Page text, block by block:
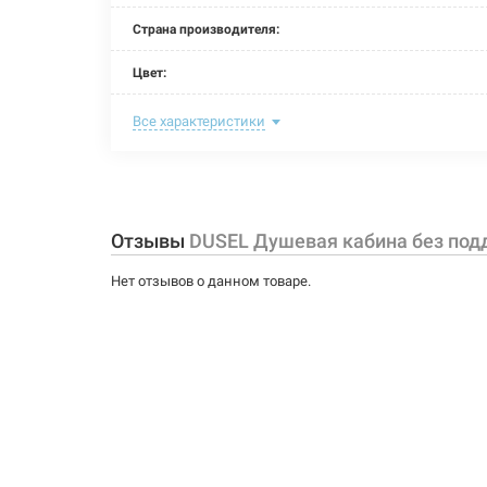
Страна производителя:
Цвет:
Материал витража:
Задняя стенка:
Крыша:
Все характеристики
Отзывы DUSEL Душевая кабина без
Нет отзывов о данном товаре.